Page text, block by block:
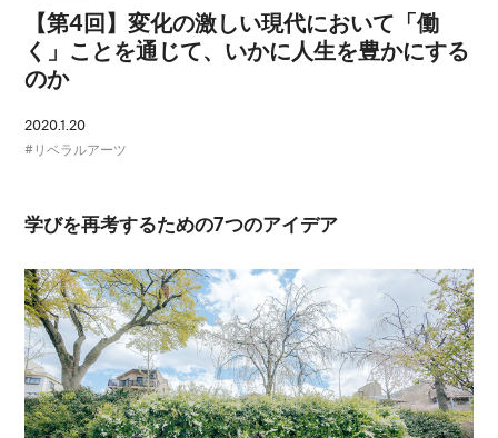
【第4回】変化の激しい現代において「働
く」ことを通じて、いかに人生を豊かにする
のか
2020.1.20
リベラルアーツ
学びを再考するための7つのアイデア